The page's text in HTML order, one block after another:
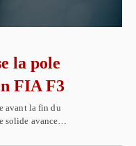
la pole
FIA F3
avant la fin du
solide avance…